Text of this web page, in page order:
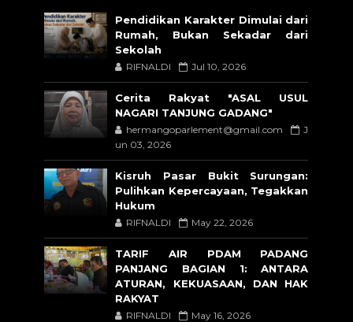
Pendidikan Karakter Dimulai dari
Rumah, Bukan Sekadar dari
Sekolah
RIFNALDI Jul 10, 2026
Cerita Rakyat "ASAL USUL
NAGARI TANJUNG GADANG"
hermangoparlement@gmail.com
J
un 03, 2026
Kisruh Pasar Bukit Surungan:
Pulihkan Kepercayaan, Tegakkan
Hukum
RIFNALDI May 22, 2026
TARIF AIR PDAM PADANG
PANJANG BAGIAN 1: ANTARA
ATURAN, KEKUASAAN, DAN HAK
RAKYAT
RIFNALDI May 16, 2026